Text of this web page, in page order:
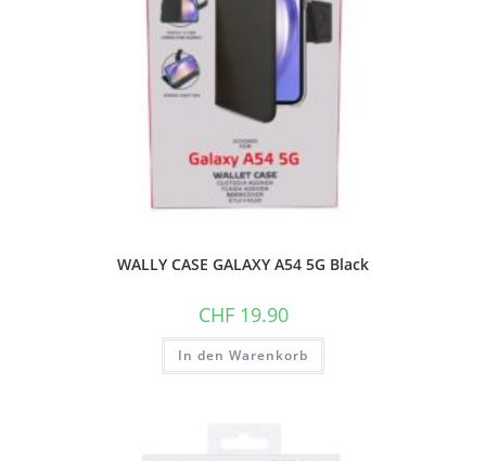
WALLY CASE GALAXY A54 5G Black
CHF19.90
In den Warenkorb